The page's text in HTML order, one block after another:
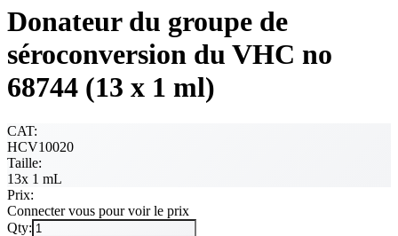
Donateur du groupe de
séroconversion du VHC no
68744 (13 x 1 ml)
CAT:
HCV10020
Taille:
13x 1 mL
Prix:
Connecter vous pour voir le prix
Qty: